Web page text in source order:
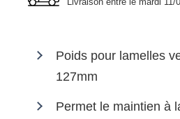
Poids pour lamelles
127mm
Permet le maintien à